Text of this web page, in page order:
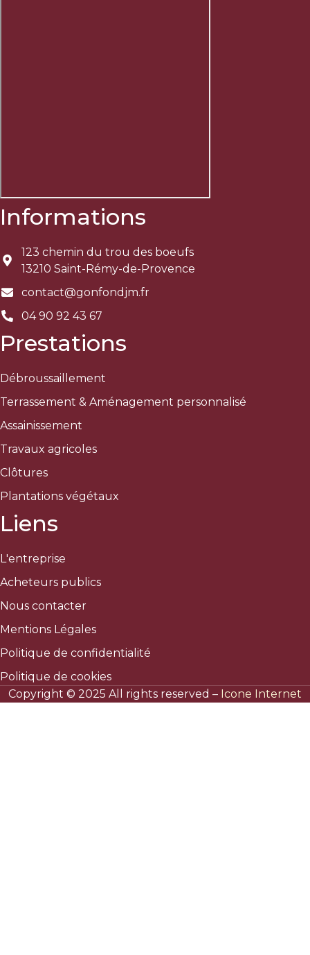
Informations
123 chemin du trou des boeufs
13210 Saint-Rémy-de-Provence
contact@gonfondjm.fr
04 90 92 43 67
Prestations
Débroussaillement
Terrassement & Aménagement personnalisé
Assainissement
Travaux agricoles
Clôtures
Plantations végétaux
Liens
L'entreprise
Acheteurs publics
Nous contacter
Mentions Légales
Politique de confidentialité
Politique de cookies
Copyright © 2025 All rights reserved – Icone Internet